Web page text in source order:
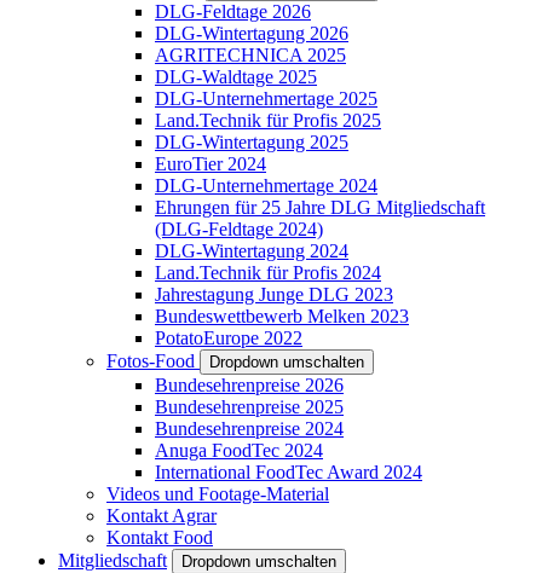
DLG-Feldtage 2026
DLG-Wintertagung 2026
AGRITECHNICA 2025
DLG-Waldtage 2025
DLG-Unternehmertage 2025
Land.Technik für Profis 2025
DLG-Wintertagung 2025
EuroTier 2024
DLG-Unternehmertage 2024
Ehrungen für 25 Jahre DLG Mitgliedschaft
(DLG-Feldtage 2024)
DLG-Wintertagung 2024
Land.Technik für Profis 2024
Jahrestagung Junge DLG 2023
Bundeswettbewerb Melken 2023
PotatoEurope 2022
Fotos-Food
Dropdown umschalten
Bundesehrenpreise 2026
Bundesehrenpreise 2025
Bundesehrenpreise 2024
Anuga FoodTec 2024
International FoodTec Award 2024
Videos und Footage-Material
Kontakt Agrar
Kontakt Food
Mitgliedschaft
Dropdown umschalten